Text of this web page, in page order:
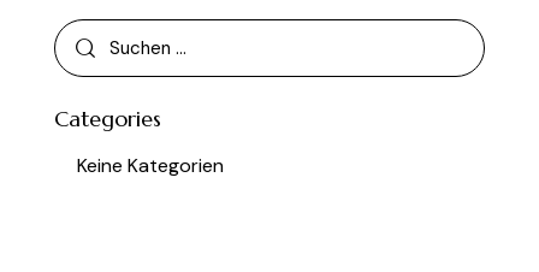
Categories
Keine Kategorien